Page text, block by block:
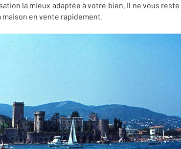
la mieux adaptée à votre bien. Il ne vous reste
en vente rapidement.